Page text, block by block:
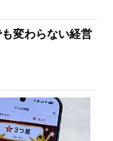
変わらない経営